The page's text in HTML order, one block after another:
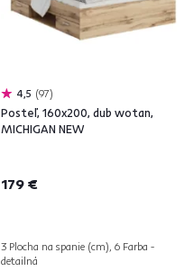
4,5 97
Posteľ, 160x200, dub wotan,
MICHIGAN NEW
179 €
3 Plocha na spanie (cm), 6 Farba -
detailná